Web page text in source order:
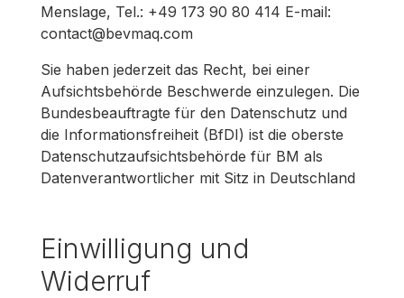
Menslage, Tel.: +49 173 90 80 414 E-mail:
contact@bevmaq.com
Sie haben jederzeit das Recht, bei einer
Aufsichtsbehörde Beschwerde einzulegen. Die
Bundesbeauftragte für den Datenschutz und
die Informationsfreiheit (BfDI) ist die oberste
Datenschutzaufsichtsbehörde für BM als
Datenverantwortlicher mit Sitz in Deutschland
Einwilligung und
Widerruf